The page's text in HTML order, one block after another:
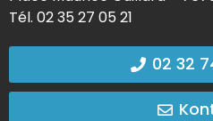
Tél. 02 35 27 05 21
02 32